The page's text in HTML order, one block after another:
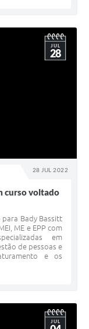
28 JUL 2022
JUL
28
curso voltado
para Bady Bassitt
ME e EPP com
em
de pessoas e
e os
JUL